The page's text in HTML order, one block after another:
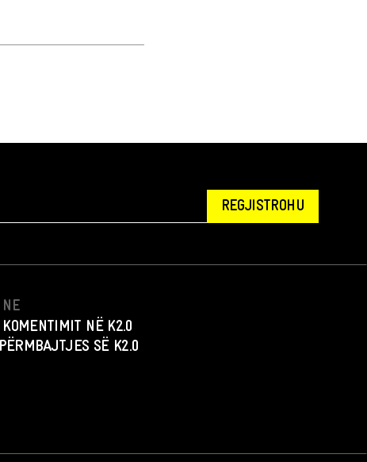
REGJISTROHU
NE
NË K2.0
SË K2.0